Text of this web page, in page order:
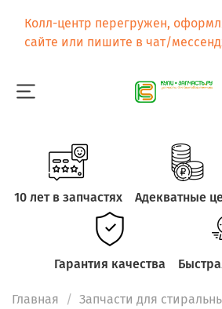
Колл-центр перегружен,
сайте или пишите в чат/
10 лет в запчастях Адекватные
Гарантия качества
Главная
Запчасти для